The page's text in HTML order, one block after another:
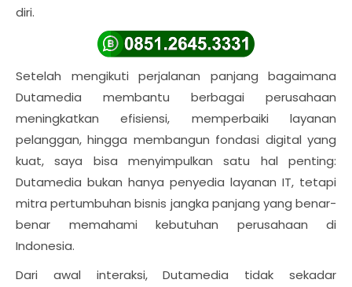
diri.
Setelah mengikuti perjalanan panjang bagaimana
Dutamedia membantu berbagai perusahaan
meningkatkan efisiensi, memperbaiki layanan
pelanggan, hingga membangun fondasi digital yang
kuat, saya bisa menyimpulkan satu hal penting:
Dutamedia bukan hanya penyedia layanan IT, tetapi
mitra pertumbuhan bisnis jangka panjang yang benar-
benar memahami kebutuhan perusahaan di
Indonesia.
Dari awal interaksi, Dutamedia tidak sekadar